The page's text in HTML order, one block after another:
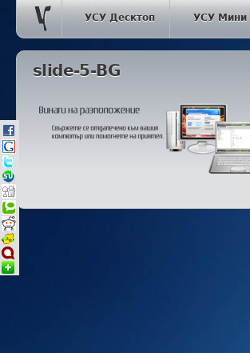
УСУ Десктоп УСУ Мини
slide-5-BG